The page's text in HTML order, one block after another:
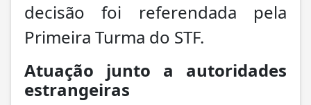
decisão foi referendada pela
Primeira Turma do STF.
Atuação junto a autoridades
estrangeiras